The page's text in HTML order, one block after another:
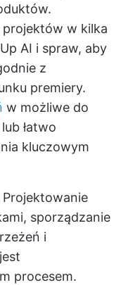
projektów w kilka
AI i spraw, aby
z
premiery.
w możliwe do
łatwo
kluczowym
Projektowanie
sporządzanie
i
procesem.